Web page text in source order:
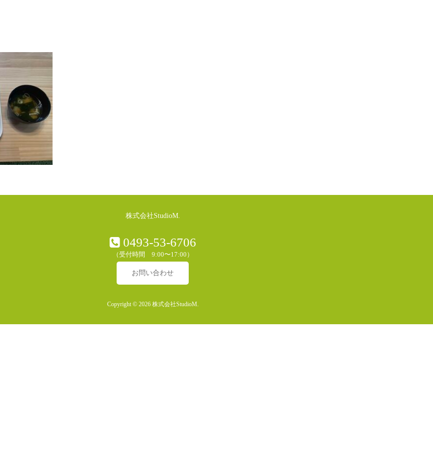
株式会社StudioM.
0493-53-6706
（受付時間 9:00〜17:00）
お問い合わせ
Copyright © 2026 株式会社StudioM.